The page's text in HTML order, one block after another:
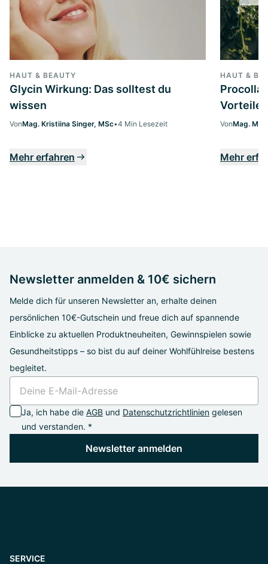
HAUT & BEAUTY
Glycin Wirkung: Das solltest du
wissen
VonMag. Kristiina Singer, MSc•4 Min Lesezeit
Mehr erfahren
HAUT &
Vorteile
VonMag.
Mehr
Newsletter anmelden & 10€ sichern
Melde dich für unseren Newsletter an, erhalte deinen
persönlichen 10€-Gutschein und freue dich auf spannende
Einblicke zu aktuellen Produktneuheiten, Gewinnspielen sowie
Gesundheitstipps – so bist du auf deiner Wohlfühlreise bestens
begleitet.
Ja, ich habe die AGB und Datenschutzrichtlinien gelesen
und verstanden. *
Newsletter anmelden
SERVICE